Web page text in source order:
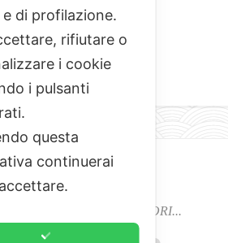
COLORI, ODORI E SAPORI...
DEL BUON CIBO
di profilazione.
rifiutare o
i cookie
i pulsanti
questa
continuerai